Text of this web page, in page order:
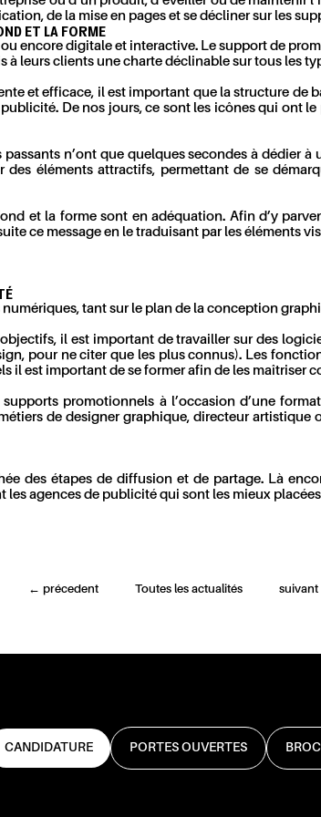
de la mise en pages et se décliner sur les
ET LA FORME
encore digitale et interactive. Le support de
leurs clients une charte déclinable sur tous les
et efficace, il est important que la structure de
De nos jours, ce sont les icônes qui ont
n’ont que quelques secondes à
éléments attractifs, permettant de se
et la forme sont en adéquation. Afin d’y
ce message en le traduisant par les éléments
tant sur le plan de la conception
il est important de travailler sur des
pour ne citer que les plus connus). Les
il est important de se former afin de les maîtriser
promotionnels à l’occasion d’une
de designer graphique, directeur
des étapes de diffusion et de partage. Là
les agences de publicité qui sont les mieux
← précedent Toutes les actualités suivant
CANDIDATURE PORTES OUVERTES